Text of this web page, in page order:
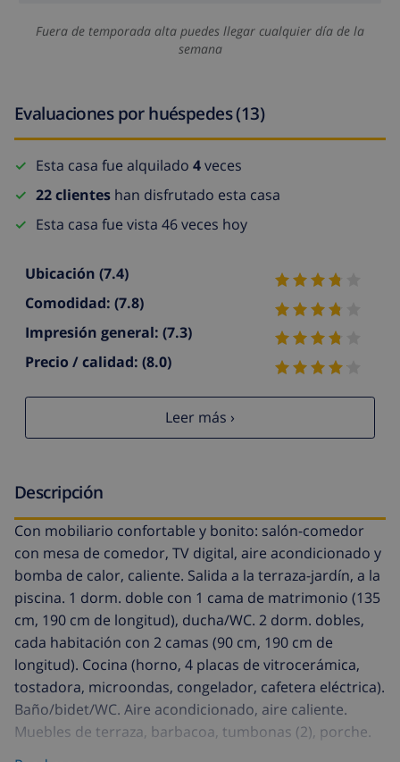
Fuera de temporada alta puedes llegar cualquier día de la
semana
Evaluaciones por huéspedes (13)
Esta casa fue alquilado 4veces
22 clientes han disfrutado esta casa
Esta casa fue vista 46 veces hoy
Ubicación (7.4)
Comodidad: (7.8)
Impresión general: (7.3)
Precio / calidad: (8.0)
Leer más ›
Descripción
Con mobiliario confortable y bonito: salón-comedor
con mesa de comedor, TV digital, aire acondicionado y
bomba de calor, caliente. Salida a la terraza-jardín, a la
piscina. 1 dorm. doble con 1 cama de matrimonio (135
cm, 190 cm de longitud), ducha/WC. 2 dorm. dobles,
cada habitación con 2 camas (90 cm, 190 cm de
longitud). Cocina (horno, 4 placas de vitrocerámica,
tostadora, microondas, congelador, cafetera eléctrica).
Baño/bidet/WC. Aire acondicionado, aire caliente.
Muebles de terraza, barbacoa, tumbonas (2), porche.